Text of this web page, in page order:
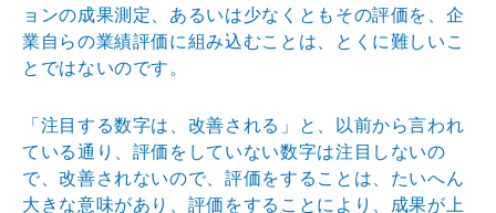
ョンの成果測定、あるいは少なく ともその評価を、企
業自らの業績評価に組み込むことは、
とくに難しいこ
とではないのです。
「注目する数字は、改善される」と、以前から言われ
ている通り、評価をしていない数字は注目しないの
で、改善されないので、評価をすることは、たいへん
大きな意味があ り、評価をすることにより、成果が上